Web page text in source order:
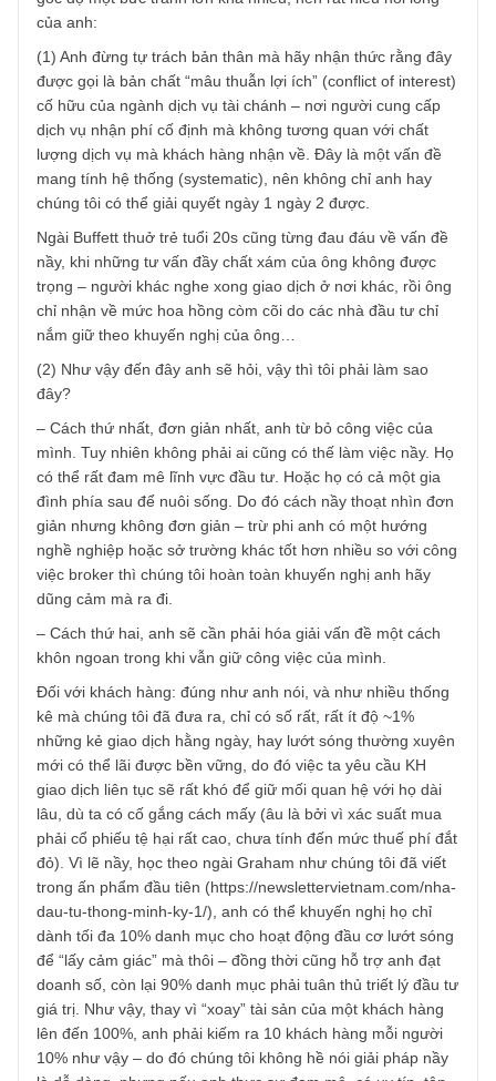
hoa hồng để tư vấn cho KH của bạn theo hướng đầu tư
không, bởi lẽ hoa hồng thực sự là rất cám dỗ, nó có thể
hôn cả thu nhập cố định của bạn.
Trên đây là một số ý kiến của mình, chúc bạn may mắn
con đường bạn chọn!
REPLY
Vâng rất cám ơn chia sẻ chân thành và thực lòng của
rất mong được biết quý danh của anh…
góc độ một bức tranh lớn khá nhiều, nên rất hiểu nỗi lòng
(1) Anh đừng tự trách bản thân mà hãy nhận thức rằng
được gọi là bản chất “mâu thuẫn lợi ích” (conflict of
cố hữu của ngành dịch vụ tài chánh – nơi người cung cấp
dịch vụ nhận phí cố định mà không tương quan với chất
lượng dịch vụ mà khách hàng nhận về. Đây là một vấn đề
mang tính hệ thống (systematic), nên không chỉ anh hay
chúng tôi có thể giải quyết ngày 1 ngày 2 được.
Ngài Buffett thuở trẻ tuổi 20s cũng từng đau đáu về vấn
trọng – người khác nghe xong giao dịch ở nơi khác, rồi
chỉ nhận về mức hoa hồng còm cõi do các nhà đầu tư chỉ
nắm giữ theo khuyến nghị của ông…
(2) Như vậy đến đây anh sẽ hỏi, vậy thì tôi phải làm sao
đây?
– Cách thứ nhất, đơn giản nhất, anh từ bỏ công việc của
mình. Tuy nhiên không phải ai cũng có thế làm việc nầy.
có thể rất đam mê lĩnh vực đầu tư. Hoặc họ có cả một gia
đình phía sau để nuôi sống. Do đó cách nầy thoạt nhìn
giản nhưng không đơn giản – trừ phi anh có một hướng
nghề nghiệp hoặc sở trường khác tốt hơn nhiều so với
việc broker thì chúng tôi hoàn toàn khuyến nghị anh hãy
dũng cảm mà ra đi.